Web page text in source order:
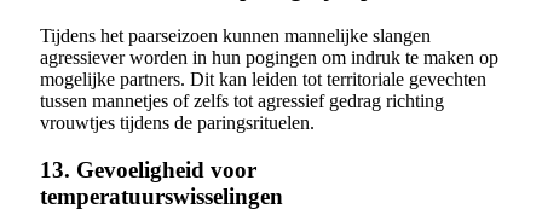
Tijdens het paarseizoen kunnen mannelijke slangen
agressiever worden in hun pogingen om indruk te maken op
mogelijke partners. Dit kan leiden tot territoriale gevechten
tussen mannetjes of zelfs tot agressief gedrag richting
vrouwtjes tijdens de paringsrituelen.
13. Gevoeligheid voor
temperatuurswisselingen